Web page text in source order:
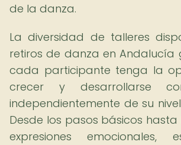
de la danza.
La diversidad de talleres
retiros de danza en Andalucía
cada participante tenga la
crecer y desarrollarse
independientemente de su
Desde los pasos básicos
expresiones emocionales,